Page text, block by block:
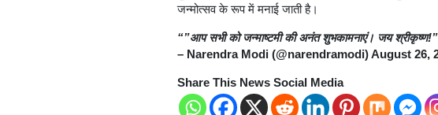
जन्मोत्सव के रूप में मनाई जाती है।
“”आप सभी को जन्माष्टमी की अनंत शुभकामनाएं। जय
– Narendra Modi (@narendramodi) August 26,
Share This News Social Media